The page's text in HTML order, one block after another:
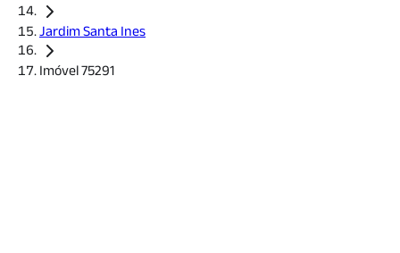
Jardim Santa Ines
Imóvel 75291